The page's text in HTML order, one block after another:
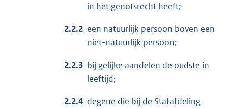
in het genotsrecht heeft;
2.2.2 een natuurlijk persoon boven een
niet-natuurlijk persoon;
2.2.3 bij gelijke aandelen de oudste in
leeftijd;
2.2.4 degene die bij de Stafafdeling